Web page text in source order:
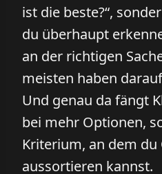
ist die beste?“,
du überhaupt
an der richtigen
meisten haben
Und genau da fängt
bei mehr Optionen,
Kriterium, an dem du
aussortieren kannst.